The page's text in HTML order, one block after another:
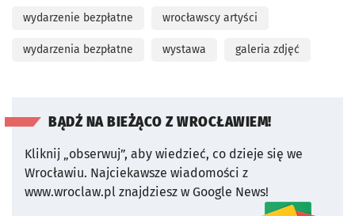
wydarzenie bezpłatne wrocławscy artyści
wydarzenia bezpłatne wystawa galeria zdjęć
BĄDŹ NA BIEŻĄCO Z WROCŁAWIEM!
Kliknij „obserwuj”, aby wiedzieć, co dzieje się we
Wrocławiu. Najciekawsze wiadomości z
www.wroclaw.pl znajdziesz w Google News!